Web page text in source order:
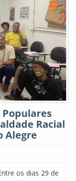
Populares
Racial
Alegre
os dias 29 de